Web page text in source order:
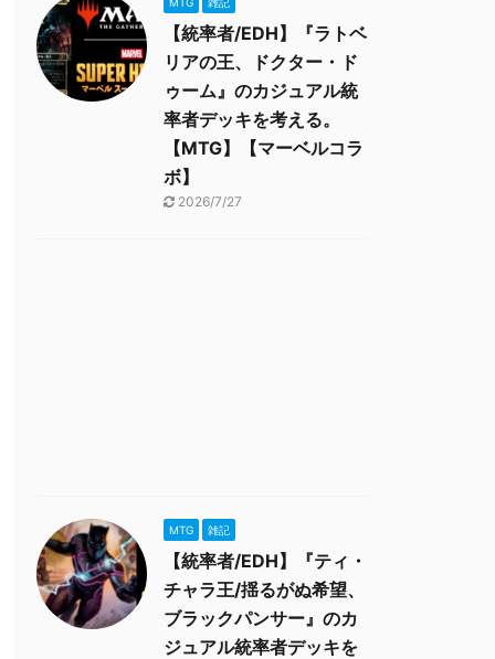
【統率者/EDH】『ラトベ
リアの王、ドクター・ド
ゥーム』のカジュアル統
率者デッキを考える。
【MTG】【マーベルコラ
ボ】
2026/7/27
MTG 雑記
【統率者/EDH】『ティ・
チャラ王/揺るがぬ希望、
ブラックパンサー』のカ
ジュアル統率者デッキを